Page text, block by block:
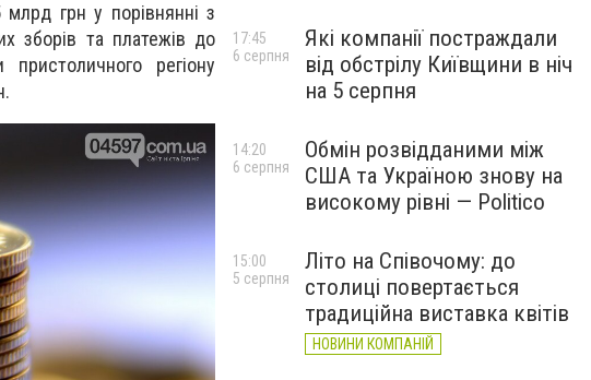
грн у порівнянні з
зборів та платежів до
регіону
Які компанії постраждали
від обстрілу Київщини в ніч
на 5 серпня
17:45
6 серпня
Обмін розвідданими між
США та Україною знову на
високому рівні — Politico
14:20
6 серпня
Літо на Співочому: до
столиці повертається
традиційна виставка квітів
НОВИНИ КОМПАНІЙ
15:00
5 серпня